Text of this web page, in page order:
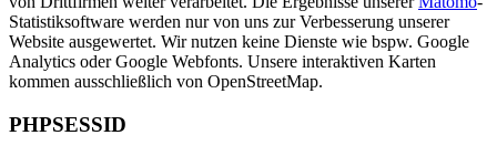
Statistiksoftware werden nur von uns zur Verbesserung unserer
Website ausgewertet. Wir nutzen keine Dienste wie bspw. Google
Analytics oder Google Webfonts. Unsere interaktiven Karten
kommen ausschließlich von OpenStreetMap.
PHPSESSID